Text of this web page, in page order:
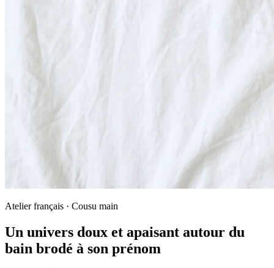
Atelier français · Cousu main
Un univers doux et apaisant autour du
bain brodé à son prénom